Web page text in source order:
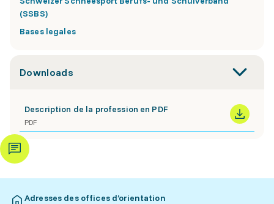
(SSBS)
Bases legales
Downloads
Description de la profession en PDF
PDF
Adresses des offices d’orientation